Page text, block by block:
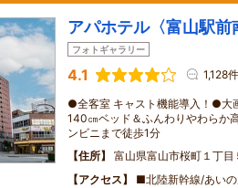
アパホテル〈富山駅前
フォトギャラリー
4.1 1,128件
●全客室 キャスト機能導入！●
140㎝ベッド＆ふんわりやわらか
ンビニまで徒歩1分
住所
富山県富山市桜町１丁目
アクセス
■北陸新幹線/あい